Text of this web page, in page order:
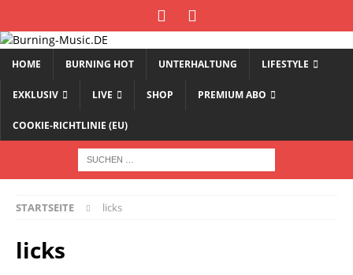
HOME BURNING HOT UNTERHALTUNG LIFESTYLE
EXKLUSIV LIVE SHOP PREMIUM ABO
COOKIE-RICHTLINIE (EU)
STARTSEITE licks
licks